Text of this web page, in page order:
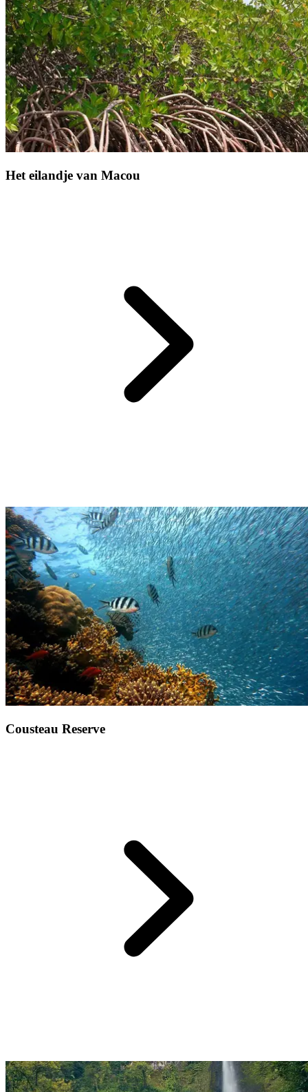
Het eilandje van Macou
35 min van Club Med La Caravelle
Het eilandje van Macou
Zelfs als het niet enorm groot lijkt, is het eilandje Macou een bekend
juweeltje van het Grand Cul-de-sac marin-reservaat. Op deze kleine
zandstrook vindt u atypische vegetatie, vol met mangroven, tijdens
een excursie aan boord van een vissersboot. Vind deze ongelooflijke
en onontdekte plek op slechts 35 minuten vanClub Med La
Caravelle.
Cousteau Reserve
1u van Club Med La Caravelle